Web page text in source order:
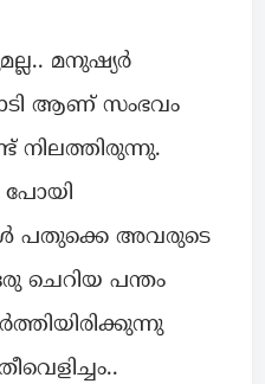
മനുഷ്യർ
ആണ് സംഭവം
നിലത്തിരുന്നു.
പോയി
പതുക്കെ അവരുടെ
ചെറിയ പന്തം